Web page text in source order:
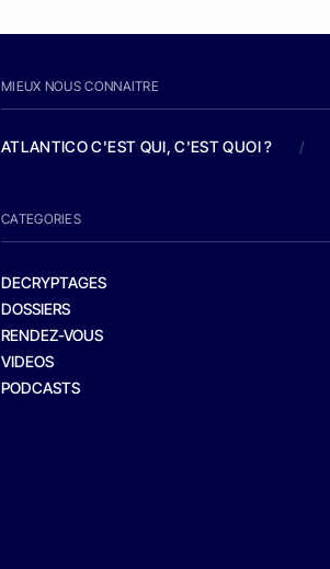
MIEUX NOUS CONNAITRE
ATLANTICO C'EST QUI, C'EST QUOI ? /
CATEGORIES
DECRYPTAGES
DOSSIERS
RENDEZ-VOUS
VIDEOS
PODCASTS